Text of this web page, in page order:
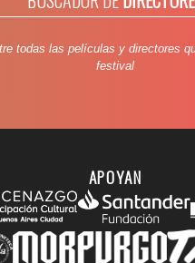
todas las películas y directores
festival
APOYAN